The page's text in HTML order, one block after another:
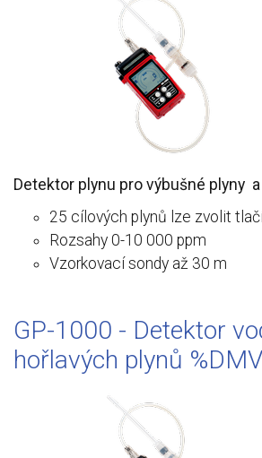
Detektor plynu pro výbušné plyny
25 cílových plynů lze zvolit
Rozsahy 0-10 000 ppm
Vzorkovací sondy až 30 m
GP-1000 - Detektor
hořlavých plynů %DMV